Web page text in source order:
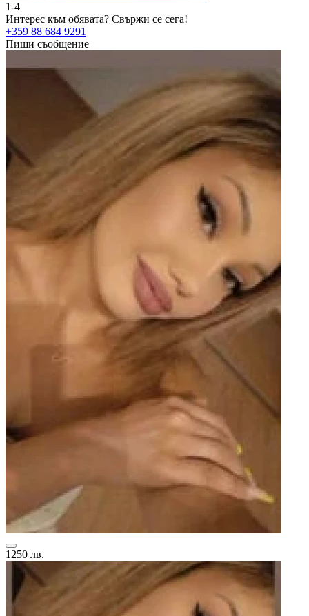
1-4
Интерес към обявата? Свържи се сега!
+359 88 684 9291
Пиши съобщение
1250 лв.